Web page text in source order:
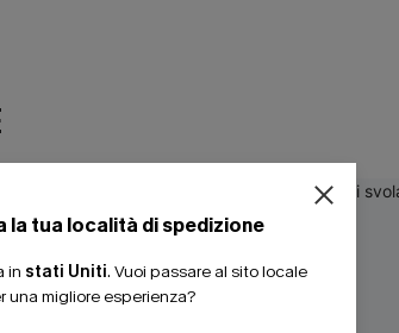
la tua località di spedizione
in stati Uniti. Vuoi passare al sito locale
una migliore esperienza?
20% DI SCONTO SU 2 O